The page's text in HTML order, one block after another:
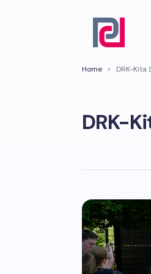
Home > DRK-Kita
DRK-